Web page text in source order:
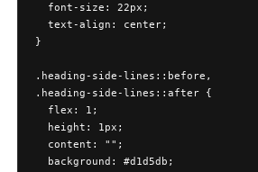
  font-size: 22px;
  text-align: center;
}
.heading-side-lines::before,
.heading-side-lines::after {
  flex: 1;
  height: 1px;
  content: "";
  background: #d1d5db;